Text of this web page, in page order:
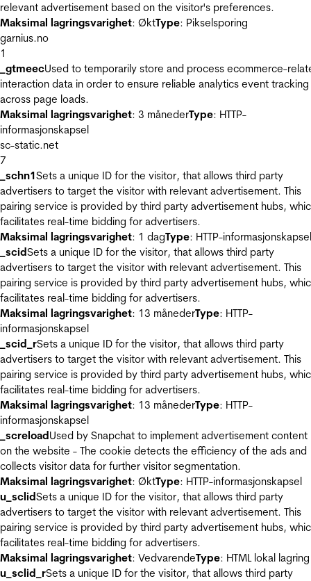
relevant advertisement based on the visitor's preferences.
Maksimal lagringsvarighet: ØktType: Pikselsporing
garnius.no
1
_gtmeecUsed to temporarily store and process ecommerce-
interaction data in order to ensure reliable analytics event tracking
across page loads.
Maksimal lagringsvarighet: 3 månederType: HTTP-
informasjonskapsel
sc-static.net
7
_schn1Sets a unique ID for the visitor, that allows third party
advertisers to target the visitor with relevant advertisement. This
pairing service is provided by third party advertisement hubs,
facilitates real-time bidding for advertisers.
Maksimal lagringsvarighet: 1 dagType: HTTP-informasjonskapsel
_scidSets a unique ID for the visitor, that allows third party
advertisers to target the visitor with relevant advertisement. This
pairing service is provided by third party advertisement hubs,
facilitates real-time bidding for advertisers.
Maksimal lagringsvarighet: 13 månederType: HTTP-
informasjonskapsel
_scid_rSets a unique ID for the visitor, that allows third party
advertisers to target the visitor with relevant advertisement. This
pairing service is provided by third party advertisement hubs,
facilitates real-time bidding for advertisers.
Maksimal lagringsvarighet: 13 månederType: HTTP-
informasjonskapsel
_screloadUsed by Snapchat to implement advertisement content
on the website - The cookie detects the efficiency of the ads and
collects visitor data for further visitor segmentation.
Maksimal lagringsvarighet: ØktType: HTTP-informasjonskapsel
u_sclidSets a unique ID for the visitor, that allows third party
advertisers to target the visitor with relevant advertisement. This
pairing service is provided by third party advertisement hubs,
facilitates real-time bidding for advertisers.
Maksimal lagringsvarighet: VedvarendeType: HTML lokal lagring
u_sclid_rSets a unique ID for the visitor, that allows third party